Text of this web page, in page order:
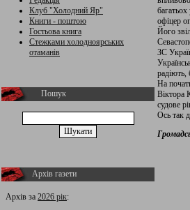
Клуб "Холодний Яр"
Книги - поштою
Гостьова книга
Стежками холодноярських
отаманів
Пошук
Архів газети
Архів за 2026 рік:
офіцер
Його
ЗС
радіють,
На
Віктора
судове
Ось так